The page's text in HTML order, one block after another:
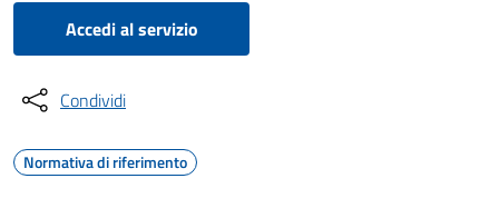
Accedi al servizio
Condividi
Normativa di riferimento